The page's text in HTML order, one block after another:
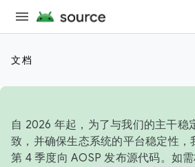
文档
自 2026 年起，为了与我们的主干稳
致，并确保生态系统的平台稳定性，
第 4 季度向 AOSP 发布源代码。如